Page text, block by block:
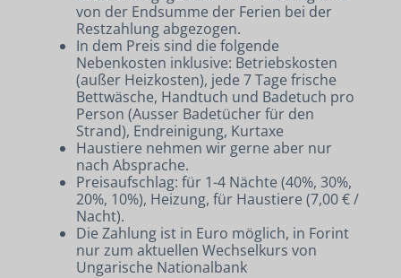
UNTERKÜNFTE
FAHRRAD- UND E-BIKEVERLEIH
von der Endsumme der Ferien bei der
Restzahlung abgezogen.
In dem Preis sind die folgende
Nebenkosten inklusive: Betriebskosten
(außer Heizkosten), jede 7 Tage frische
Bettwäsche, Handtuch und Badetuch pro
Person (Ausser Badetücher für den
Strand), Endreinigung, Kurtaxe
Haustiere nehmen wir gerne aber nur
nach Absprache.
Preisaufschlag: für 1-4 Nächte (40%, 30%,
20%, 10%), Heizung, für Haustiere (7,00 € /
Nacht).
Die Zahlung ist in Euro möglich, in Forint
nur zum aktuellen Wechselkurs von
Ungarische Nationalbank